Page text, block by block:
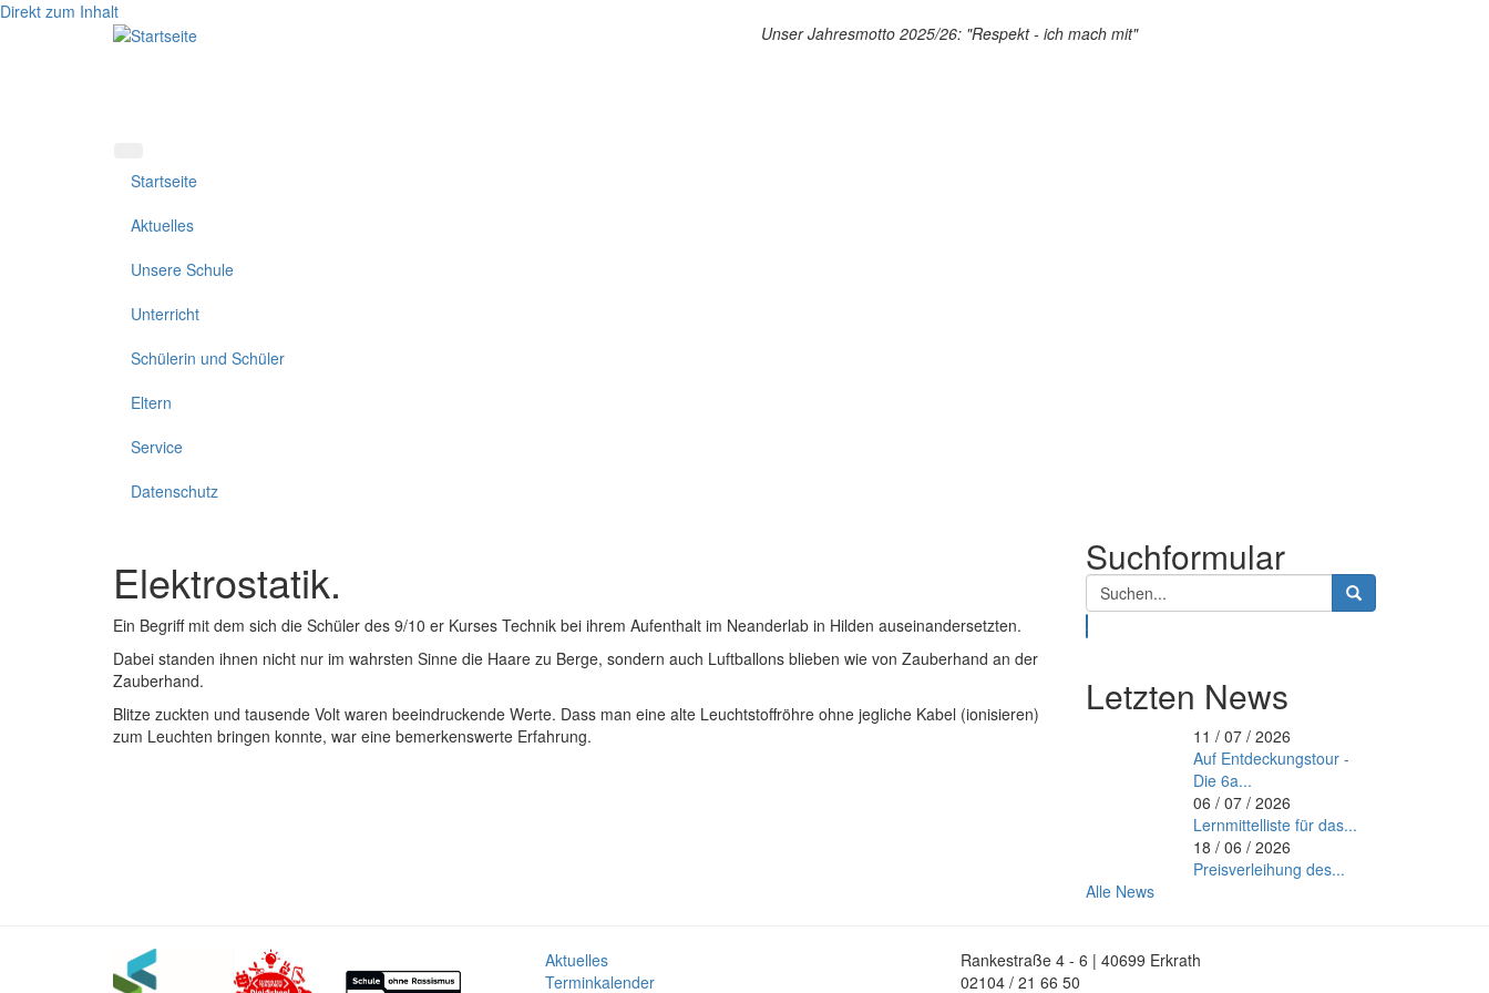
Direkt zum Inhalt
Unser Jahresmotto 2025/26: "Respekt - ich mach mit"
Startseite
Aktuelles
Unsere Schule
Unterricht
Schülerin und Schüler
Eltern
Service
Datenschutz
Elektrostatik.
Ein Begriff mit dem sich die Schüler des 9/10 er Kurses Technik bei ihrem Aufenthalt im Neanderlab in Hilden auseinandersetzten.
Dabei standen ihnen nicht nur im wahrsten Sinne die Haare zu Berge, sondern auch Luftballons blieben wie von Zauberhand an der
Zauberhand.
Blitze zuckten und tausende Volt waren beeindruckende Werte. Dass man eine alte Leuchtstoffröhre ohne jegliche Kabel (ionisieren)
zum Leuchten bringen konnte, war eine bemerkenswerte Erfahrung.
Suchformular
Suche
Letzten News
11 / 07 / 2026
Auf Entdeckungstour -
Die 6a...
06 / 07 / 2026
Lernmittelliste für das...
18 / 06 / 2026
Preisverleihung des...
Alle News
Aktuelles
Terminkalender
Rankestraße 4 - 6 | 40699 Erkrath
02104 / 21 66 50